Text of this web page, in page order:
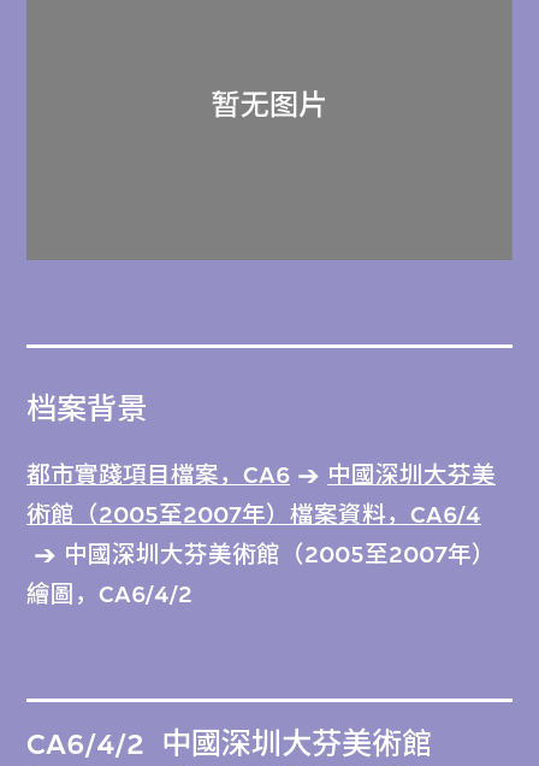
档案背景
都市實踐項目檔案，CA6
中國深圳大芬美
術館（2005至2007年）檔案資料，CA6/4
中國深圳大芬美術館（2005至2007年）
繪圖，CA6/4/2
CA6/4/2
中國深圳大芬美術館